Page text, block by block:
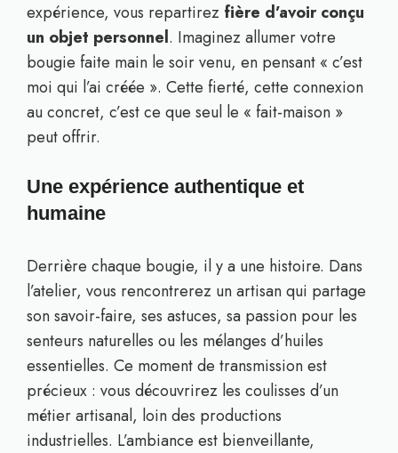
expérience, vous repartirez fière d’avoir conçu
un objet personnel. Imaginez allumer votre
bougie faite main le soir venu, en pensant « c’est
moi qui l’ai créée ». Cette fierté, cette connexion
au concret, c’est ce que seul le « fait-maison »
peut offrir.
Une expérience authentique et
humaine
Derrière chaque bougie, il y a une histoire. Dans
l’atelier, vous rencontrerez un artisan qui partage
son savoir-faire, ses astuces, sa passion pour les
senteurs naturelles ou les mélanges d’huiles
essentielles. Ce moment de transmission est
précieux : vous découvrirez les coulisses d’un
métier artisanal, loin des productions
industrielles. L’ambiance est bienveillante,